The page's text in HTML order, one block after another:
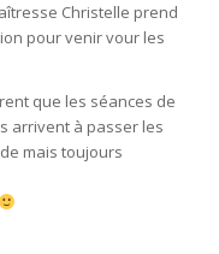
Christelle prend
pour venir vour les
que les séances de
arrivent à passer les
mais toujours